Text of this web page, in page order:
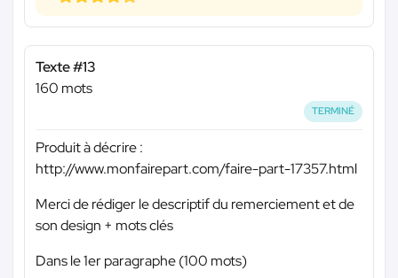
Texte #13
160 mots
TERMINÉ
Produit à décrire :
http://www.monfairepart.com/faire-part-17357.html
Merci de rédiger le descriptif du remerciement et de
son design + mots clés
Dans le 1er paragraphe (100 mots)